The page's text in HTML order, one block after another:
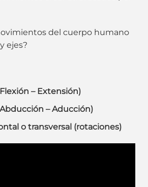
del cuerpo humano
ejes?
– Extensión)
– Aducción)
o transversal (rotaciones)